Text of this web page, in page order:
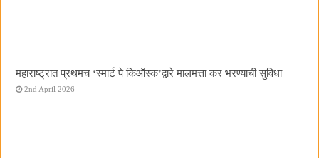
महाराष्ट्रात प्रथमच ‌‘स्मार्ट पे किऑस्क‌’द्वारे मालमत्ता कर भरण्याची सुविधा
2nd April 2026